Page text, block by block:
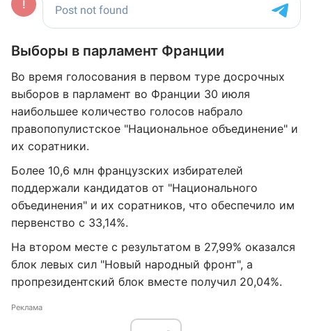
Выборы в парламент Франции
Во время голосования в первом туре досрочных
выборов в парламент во Франции 30 июля
наибольшее количество голосов набрало
правопопулистское "Национальное объединение" и
их соратники.
Более 10,6 млн французских избирателей
поддержали кандидатов от "Национального
объединения" и их соратников, что обеспечило им
первенство с 33,14%.
На втором месте с результатом в 27,99% оказался
блок левых сил "Новый народный фронт", а
пропрезидентский блок вместе получил 20,04%.
Реклама